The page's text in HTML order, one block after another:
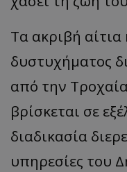
Τα ακριβή αίτια
δυστυχήματος
από την
βρίσκεται σε
διαδικασία
υπηρεσίες του